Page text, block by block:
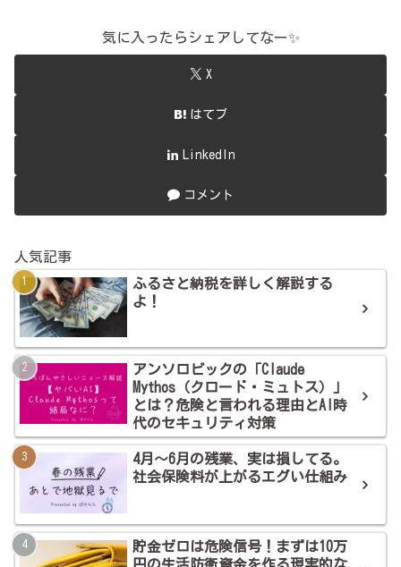
気に入ったらシェアしてなー✨
X
はてブ
LinkedIn
コメント
人気記事
ふるさと納税を詳しく解説する
よ！
アンソロピックの「Claude
Mythos（クロード・ミュトス）」
とは？危険と言われる理由とAI時
代のセキュリティ対策
4月～6月の残業、実は損してる。
社会保険料が上がるエグい仕組み
貯金ゼロは危険信号！まずは10万
円の生活防衛資金を作る現実的な